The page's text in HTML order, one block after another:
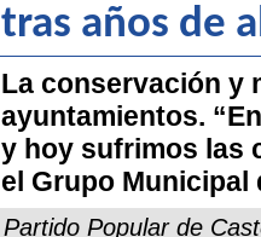
tras años de
La conservación y
ayuntamientos.
y hoy sufrimos las
el Grupo Municipal
Partido Popular de